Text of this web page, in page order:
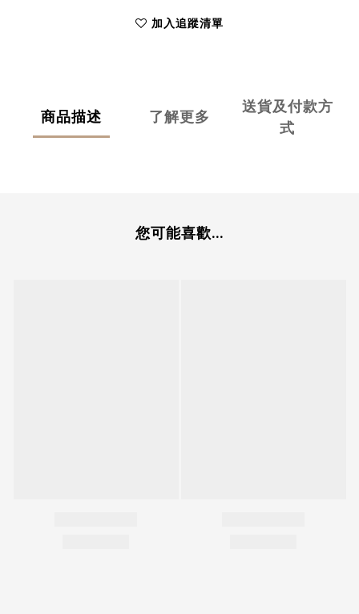
加入追蹤清單
商品描述 了解更多
送貨及付款方
式
您可能喜歡...